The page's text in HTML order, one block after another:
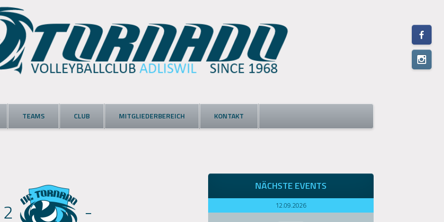
TEAMS CLUB MITGLIEDERBEREICH KONTAKT
-
NÄCHSTE EVENTS
12.09.2026